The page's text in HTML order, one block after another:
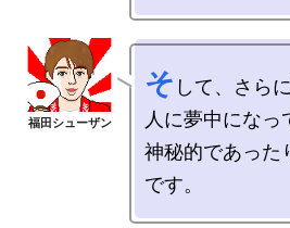
そ して、さら
人に夢中にな
神秘的であった